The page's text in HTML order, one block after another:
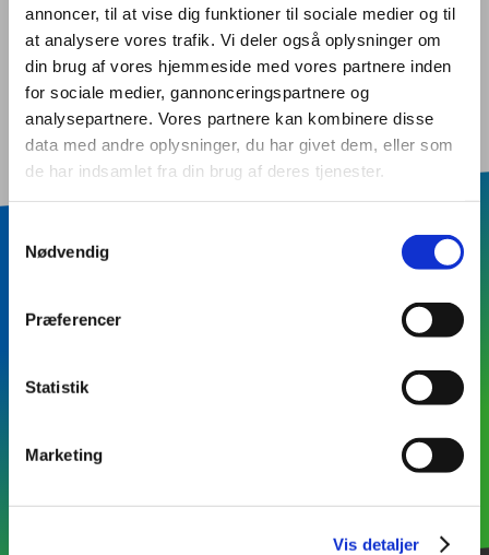
annoncer, til at vise dig funktioner til sociale medier og til
at analysere vores trafik. Vi deler også oplysninger om
din brug af vores hjemmeside med vores partnere inden
for sociale medier, gannonceringspartnere og
analysepartnere. Vores partnere kan kombinere disse
data med andre oplysninger, du har givet dem, eller som
de har indsamlet fra din brug af deres tjenester.
Nødvendig
Præferencer
Statistik
Marketing
Vis detaljer
af elever, der er på forskellige niveauer i deres
undervisningsforløb. Det er derfor ikke alle typer af
behandlinger, der kan udføres af alle elever.
Hold dig opdateret om
frisøruddannelsen